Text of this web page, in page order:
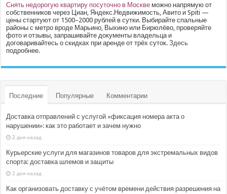
Снять недорогую квартиру посуточно в Москве можно напрямую от
собственников через Циан, Яндекс.Недвижимость, Авито и Spiti —
цены стартуют от 1500–2000 рублей в сутки. Выбирайте спальные
районы с метро вроде Марьино, Выхино или Бирюлёво, проверяйте
фото и отзывы, запрашивайте документы владельца и
договаривайтесь о скидках при аренде от трёх суток.Здесь
подробнее.
Последние Популярные Комментарии
Доставка отправлений с услугой «фиксация номера акта о
нарушении»: как это работает и зачем нужно
2 дня назад
Курьерские услуги для магазинов товаров для экстремальных видов
спорта: доставка шлемов и защиты
2 дня назад
Как организовать доставку с учётом времени действия разрешения на